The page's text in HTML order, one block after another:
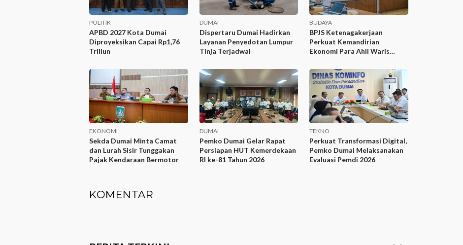
POLITIK
APBD 2027 Kota Dumai
Diproyeksikan Capai Rp1,76
Triliun
DUMAI
Dispertaru Dumai Hadirkan
Layanan Penyedotan Lumpur
Tinja Terjadwal
BUDAYA
BPJS Ketenagakerjaan
Perkuat Kemandirian
Ekonomi Para Ahli Waris
EKONOMI
Sekda Dumai Minta Camat
dan Lurah Sisir Tunggakan
Pajak Kendaraan Bermotor
DUMAI
Pemko Dumai Gelar Rapat
Persiapan HUT Kemerdekaan
RI ke-81 Tahun 2026
TEKNO
Perkuat Transformasi Digital,
Pemko Dumai Melaksanakan
Evaluasi Pemdi 2026
KOMENTAR